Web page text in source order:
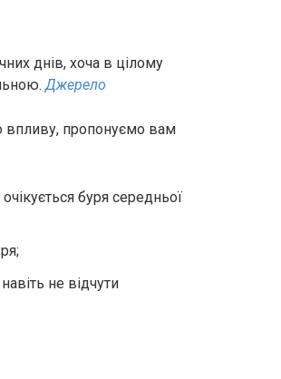
днів, хоча в цілому
Джерело
впливу, пропонуємо вам
буря середньої
не відчути